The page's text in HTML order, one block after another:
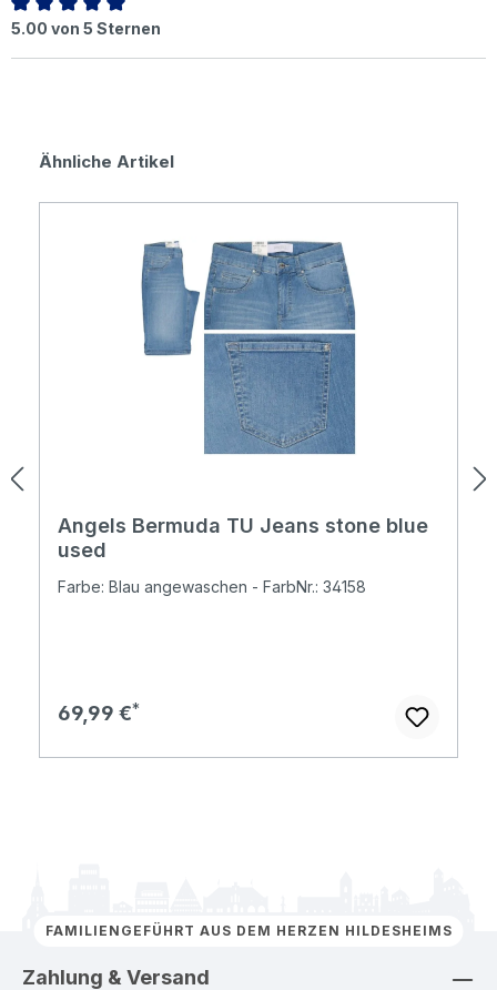
Durchschnittliche Bewertung von 5 von 5 Sternen
5.00 von 5 Sternen
Produktgalerie überspringen
Ähnliche Artikel
Angels Bermuda TU Jeans stone blue
used
Farbe: Blau angewaschen - FarbNr.: 34158
Regulärer Preis:
69,99 €
FAMILIENGEFÜHRT AUS DEM HERZEN HILDESHEIMS
Zahlung & Versand